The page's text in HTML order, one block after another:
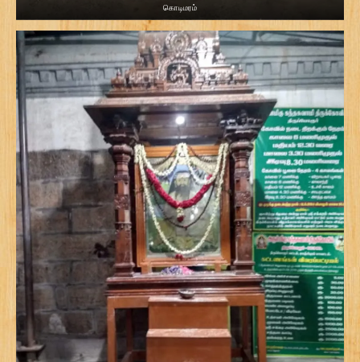
கொடிமரம்